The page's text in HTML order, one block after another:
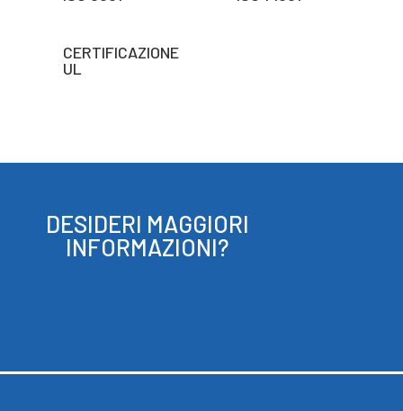
CERTIFICAZIONE
UL
DESIDERI MAGGIORI
INFORMAZIONI?